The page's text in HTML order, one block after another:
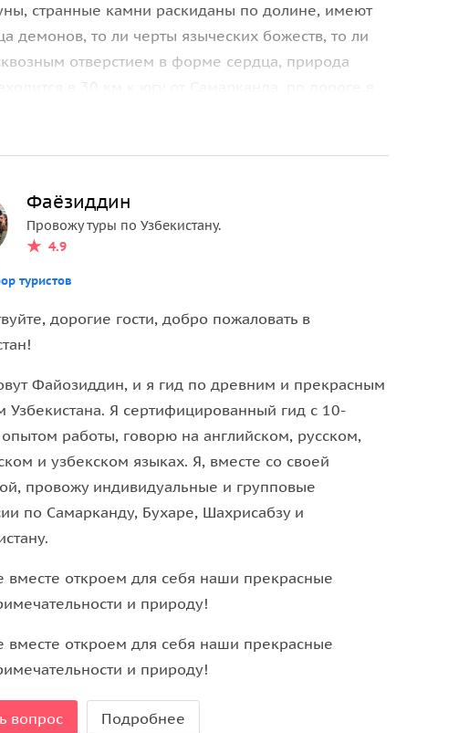
странные камни раскиданы по долине, имеют
то ли черты языческих божеств, то ли
отверстием в форме сердца, природа
его похода на Хорезм. Предполагаемое начало
Темуридов и был построен после
в 1376. После смерти тело Джахонгира
родину предков. Несколько лет
им построить над могилой принца
Язди, писал: «С левой и с правой
здания макбарат (усыпальницы) и новая
и членов аристократии.»
Улугбека, внук Тимурлана, котори стало
была построена на фундаменте домонгольской
Фаёзиддин
Провожу туры по Узбекистану.
4.9
туристов
дорогие гости, добро пожаловать в
Файозиддин, и я гид по древним и прекрасным
Узбекистана. Я сертифицированный гид с 10-
работы, говорю на английском, русском,
и узбекском языках. Я, вместе со своей
провожу индивидуальные и групповые
по Самарканду, Бухаре, Шахрисабзу и
вместе откроем для себя наши прекрасные
и природу!
вместе откроем для себя наши прекрасные
и природу!
вопрос Подробнее